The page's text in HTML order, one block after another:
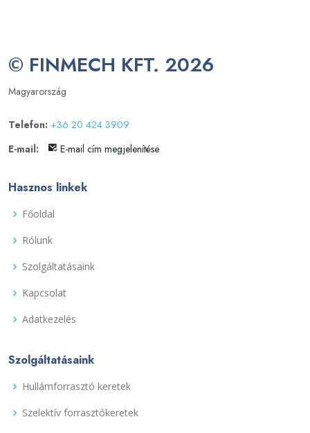
© FINMECH KFT. 2026
Magyarország
Telefon: +36 20 424 3909
E-mail:
E-mail cím megjelenítése
Hasznos linkek
Főoldal
Rólunk
Szolgáltatásaink
Kapcsolat
Adatkezelés
Szolgáltatásaink
Hullámforrasztó keretek
Szelektív forrasztókeretek